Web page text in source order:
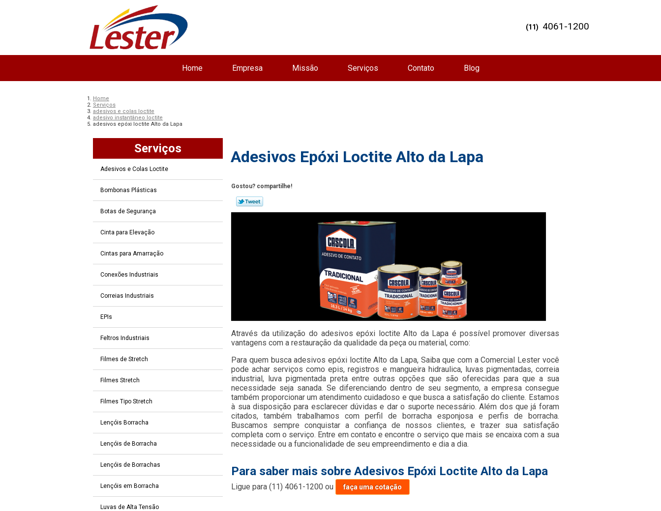
Home Empresa Missão Serviços Contato Blog
(11) 4061-1200
Home
Serviços
adesivos e colas loctite
adesivo instantâneo loctite
adesivos epóxi loctite Alto da Lapa
Serviços
Adesivos e Colas Loctite
Bombonas Plásticas
Botas de Segurança
Cinta para Elevação
Cintas para Amarração
Conexões Industriais
Correias Industriais
EPIs
Feltros Industriais
Filmes de Stretch
Filmes Stretch
Filmes Tipo Stretch
Lençóis Borracha
Lençóis de Borracha
Lençóis de Borrachas
Lençóis em Borracha
Luvas de Alta Tensão
Adesivos Epóxi Loctite Alto da Lapa
Gostou? compartilhe!
Através da utilização do adesivos epóxi loctite Alto da Lapa é possível promover diversas
vantagens com a restauração da qualidade da peça ou material, como:
Para quem busca adesivos epóxi loctite Alto da Lapa, Saiba que com a Comercial Lester você
pode achar serviços como epis, registros e mangueira hidraulica, luvas pigmentadas, correia
industrial, luva pigmentada preta entre outras opções que são oferecidas para que a sua
necessidade seja sanada. Se diferenciando dentro de seu segmento, a empresa consegue
também proporcionar um atendimento cuidadoso e que busca a satisfação do cliente. Estamos
à sua disposição para esclarecer dúvidas e dar o suporte necessário. Além dos que já foram
citados, também trabalhamos com perfil de borracha esponjosa e perfis de borracha.
Buscamos sempre conquistar a confiança de nossos clientes, e trazer sua satisfação
completa com o serviço. Entre em contato e encontre o serviço que mais se encaixa com a sua
necessidade ou a funcionalidade de seu empreendimento e dia a dia.
Para saber mais sobre Adesivos Epóxi Loctite Alto da Lapa
Ligue para(11) 4061-1200 ou faça uma cotação